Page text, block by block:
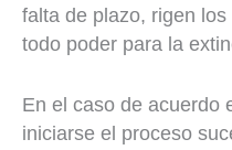
falta de plazo, rigen
todo poder para la
En el caso de acuerdo
iniciarse el proceso